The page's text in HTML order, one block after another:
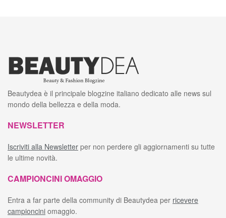
Beautydea è il principale blogzine italiano dedicato alle news sul
mondo della bellezza e della moda.
NEWSLETTER
Iscriviti alla Newsletter per non perdere gli aggiornamenti su tutte
le ultime novità.
CAMPIONCINI OMAGGIO
Entra a far parte della community di Beautydea per ricevere
campioncini omaggio.